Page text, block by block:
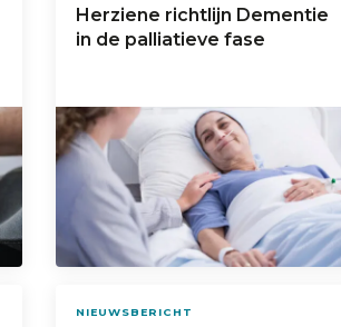
Herziene richtlijn Dementie
in de palliatieve fase
NIEUWSBERICHT